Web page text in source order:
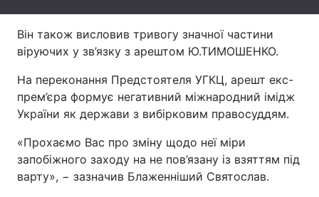
Відео з Youtube Статті
Інтерв'ю Думки
Архів Вакансії
Контакти
Послуги
Він також висловив тривогу значної частини
віруючих у зв’язку з арештом Ю.ТИМОШЕНКО.
На переконання Предстоятеля УГКЦ, арешт екс-
прем’єра формує негативний міжнародний імідж
України як держави з вибірковим правосуддям.
«Прохаємо Вас про зміну щодо неї міри
запобіжного заходу на не пов’язану із взяттям під
варту», − зазначив Блаженніший Святослав.